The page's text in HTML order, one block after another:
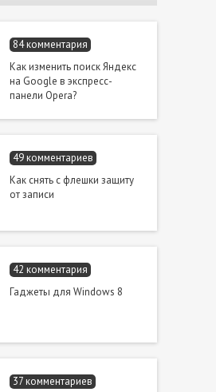
84 комментария
Как изменить поиск Яндекс
на Google в экспресс-
панели Opera?
49 комментариев
Как снять с флешки защиту
от записи
42 комментария
Гаджеты для Windows 8
37 комментариев